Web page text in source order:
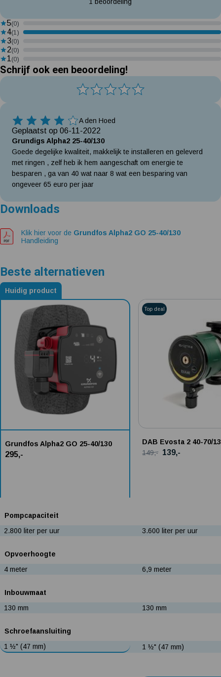
5(0)
4(1)
3(0)
2(0)
1 (0)
Schrijf ook een beoordeling!
4 Sterren A den Hoed
Geplaatst op 06-11-2022
Grundigs Alpha2 25-40/130
Goede degelijke kwaliteit, makkelijk te installeren en geleverd
met ringen , zelf heb ik hem aangeschaft om energie te
besparen , ga van 40 wat naar 8 wat een besparing van
ongeveer 65 euro per jaar
Downloads
Klik hier voor de Grundfos Alpha2 GO 25-40/130
Handleiding
Beste alternatieven
Alternatieven voor Grundfos Alpha2 GO 25-40/130
Huidig product
Grundfos Alpha2 GO 25-40/130
295,-
DAB Evosta 2 40-70/
Top deal
149,- 139,-
Pompcapaciteit
2.800 liter per uur
3.600 liter per uur
Opvoerhoogte
4 meter
6,9 meter
Inbouwmaat
130 mm
130 mm
Schroefaansluiting
1 ½" (47 mm)
1 ½" (47 mm)